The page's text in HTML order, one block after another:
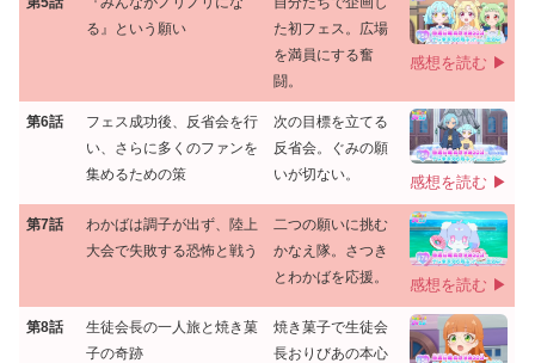
る』という願い
た初フェス。広場
を満員にする奮
闘。
感想を読む ▶
第6話
フェス成功後、反省会を行
い、さらに多くのファンを
集めるための策
次の目標を立てる
反省会。ぐみの願
いが切ない。
感想を読む ▶
第7話
わかばは調子が出ず、陸上
大会で失敗する恐怖と戦う
二つの願いに挑む
かなえ隊。さつき
とわかばを応援。
感想を読む ▶
第8話
生徒会長の一人旅と焼き菓
子の奇跡
焼き菓子で生徒会
長おりびあの本心